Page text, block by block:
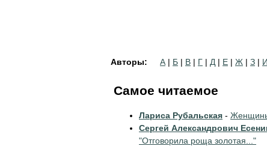
Авторы: А | Б | В | Г | Д | Е | Ж | З | И
Самое читаемое
Лариса Рубальская -
Сергей Александрович
"Отговорила роща золотая..."